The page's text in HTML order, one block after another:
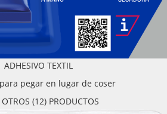
ADHESIVO TEXTIL
pegar en lugar de coser
OTROS (12) PRODUCTOS